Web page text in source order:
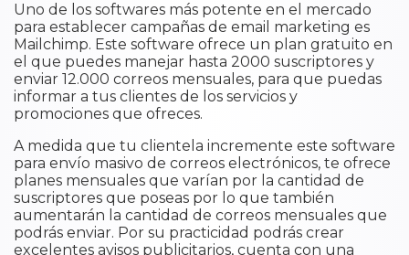
Uno de los softwares más potente en el mercado
para establecer campañas de email marketing es
Mailchimp. Este software ofrece un plan gratuito en
el que puedes manejar hasta 2000 suscriptores y
enviar 12.000 correos mensuales, para que puedas
informar a tus clientes de los servicios y
promociones que ofreces.
A medida que tu clientela incremente este software
para envío masivo de correos electrónicos, te ofrece
planes mensuales que varían por la cantidad de
suscriptores que poseas por lo que también
aumentarán la cantidad de correos mensuales que
podrás enviar. Por su practicidad podrás crear
excelentes avisos publicitarios, cuenta con una